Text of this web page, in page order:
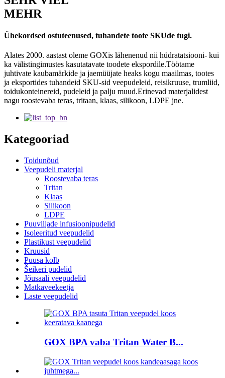
MEHR
Ühekordsed ostuteenused, tuhandete toote SKUde tugi.
Alates 2000. aastast oleme GOXis lähenenud nii hüdratatsiooni- kui
ka välistingimustes kasutatavate toodete ekspordile.Töötame
juhtivate kaubamärkide ja jaemüüjate heaks kogu maailmas, tootes
ja eksportides tuhandeid SKU-sid veepudeleid, reisikruuse, trumliid,
toidukonteinereid, pudeleid ja palju muud.Erinevad materjalidest
nagu roostevaba teras, tritaan, klaas, silikoon, LDPE jne.
Kategooriad
Toidunõud
Veepudeli materjal
Roostevaba teras
Tritan
Klaas
Silikoon
LDPE
Puuviljade infusioonipudelid
Isoleeritud veepudelid
Plastikust veepudelid
Kruusid
Puusa kolb
Šeikeri pudelid
Jõusaali veepudelid
Matkaveekeetja
Laste veepudelid
GOX BPA vaba Tritan Water B...